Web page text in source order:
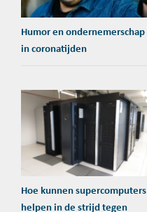
Humor en ondernemerschap
in coronatijden
Hoe kunnen supercomputers
helpen in de strijd tegen